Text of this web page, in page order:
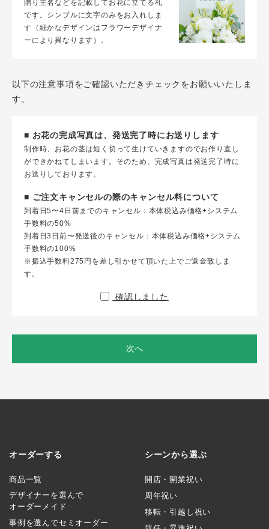
贈り主名などを記載してお花に立てる札
です。シンプルに文字のみをお入れしま
す（細かなデザインはフラワーデザイナ
ーにより異なります）。
以下の注意事項をご確認いただきチェックをお願いいたしま
す。
■ お花の完成写真は、発送完了時にお送りします
制作時、お花の茎は短く切って生けていきますのでお作り直し
ができかねてしまいます。そのため、完成写真は発送完了時に
お送りしております。
■ ご注文キャンセルの際のキャンセル料について
到着日5〜4日前までのキャンセル：本体税込み価格+システム
手数料の50%
到着日3日前〜発送後のキャンセル：本体税込み価格+システム
手数料の100%
※振込手数料275円を差し引かせて頂いた上でご返金致しま
す。
確認しました
次へ
オーダーする
商品一覧
デザイナーを選んで
オーダーメイド
事例を選んでセミオーダー
シーンから選ぶ
開店・開業祝い
周年祝い
移転・引越し祝い